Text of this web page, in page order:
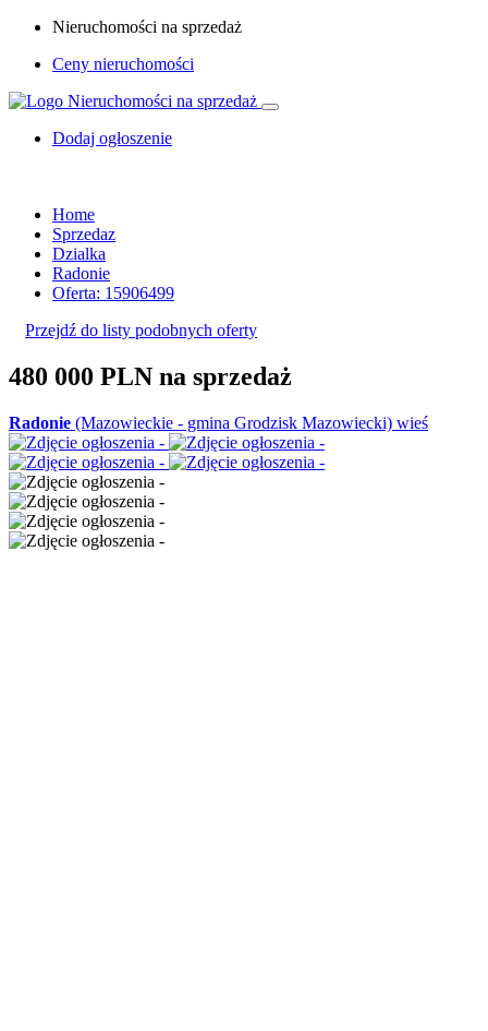
Nieruchomości na sprzedaż
Ceny nieruchomości
Dodaj ogłoszenie
Home
Sprzedaz
Dzialka
Radonie
Oferta: 15906499
Przejdź do listy podobnych oferty
480 000 PLN na sprzedaż
Radonie (Mazowieckie - gmina Grodzisk Mazowiecki) wieś